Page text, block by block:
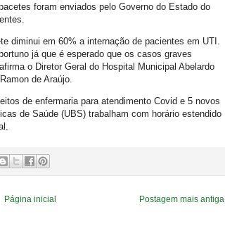
foram enviados pelo Governo do Estado do
diminui em 60% a internação de pacientes em UTI.
já que é esperado que os casos graves
o Diretor Geral do Hospital Municipal Abelardo
de Araújo.
de enfermaria para atendimento Covid e 5 novos
de Saúde (UBS) trabalham com horário estendido
Postagem mais antiga
Página inicial